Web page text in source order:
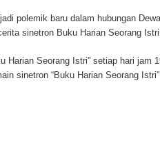
polemik baru dalam hubungan
sinetron Buku Harian Seorang
Harian Seorang Istri” setiap hari jam
sinetron “Buku Harian Seorang